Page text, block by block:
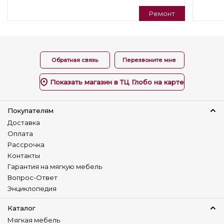
Универсальный угол
Да
Наличие столика
Нет
Детский диван
Нет
Ремонт
Обратная связь Перезвоните мне
Показать магазин в ТЦ Глобо на карте
Покупателям
Доставка
Оплата
Рассрочка
Контакты
Гарантия на мягкую мебель
Вопрос-Ответ
Энциклопедия
Каталог
Мягкая мебель